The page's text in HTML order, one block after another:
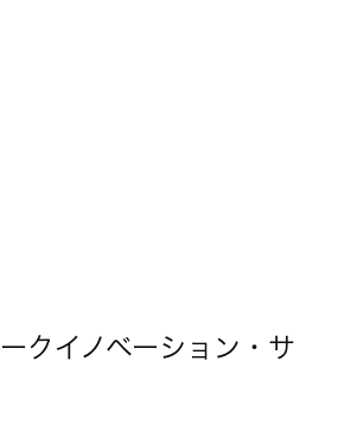
クイノベーション・サ